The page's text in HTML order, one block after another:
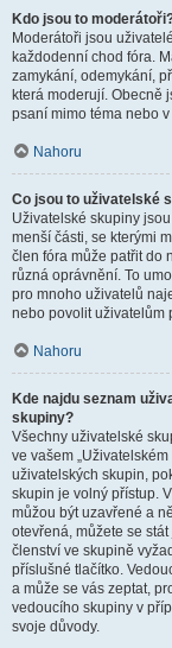
Kdo jsou to
Moderátoři jsou
každodenní chod fóra.
zamykání, odemykání,
která moderují. Obecně
psaní mimo téma nebo
Nahoru
Co jsou to uživatelské
Uživatelské skupiny
menší části, se kterými
člen fóra může patřit do
různá oprávnění. To
pro mnoho uživatelů
nebo povolit uživatelům
Nahoru
Kde najdu seznam
skupiny?
Všechny uživatelské
ve vašem
uživatelských skupin,
skupin je volný přístup.
můžou být uzavřené a
otevřená, můžete se
členství ve skupině
příslušné tlačítko.
a může se vás zeptat,
vedoucího skupiny v
svoje důvody.